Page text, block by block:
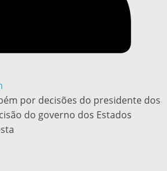
por decisões do presidente dos
do governo dos Estados